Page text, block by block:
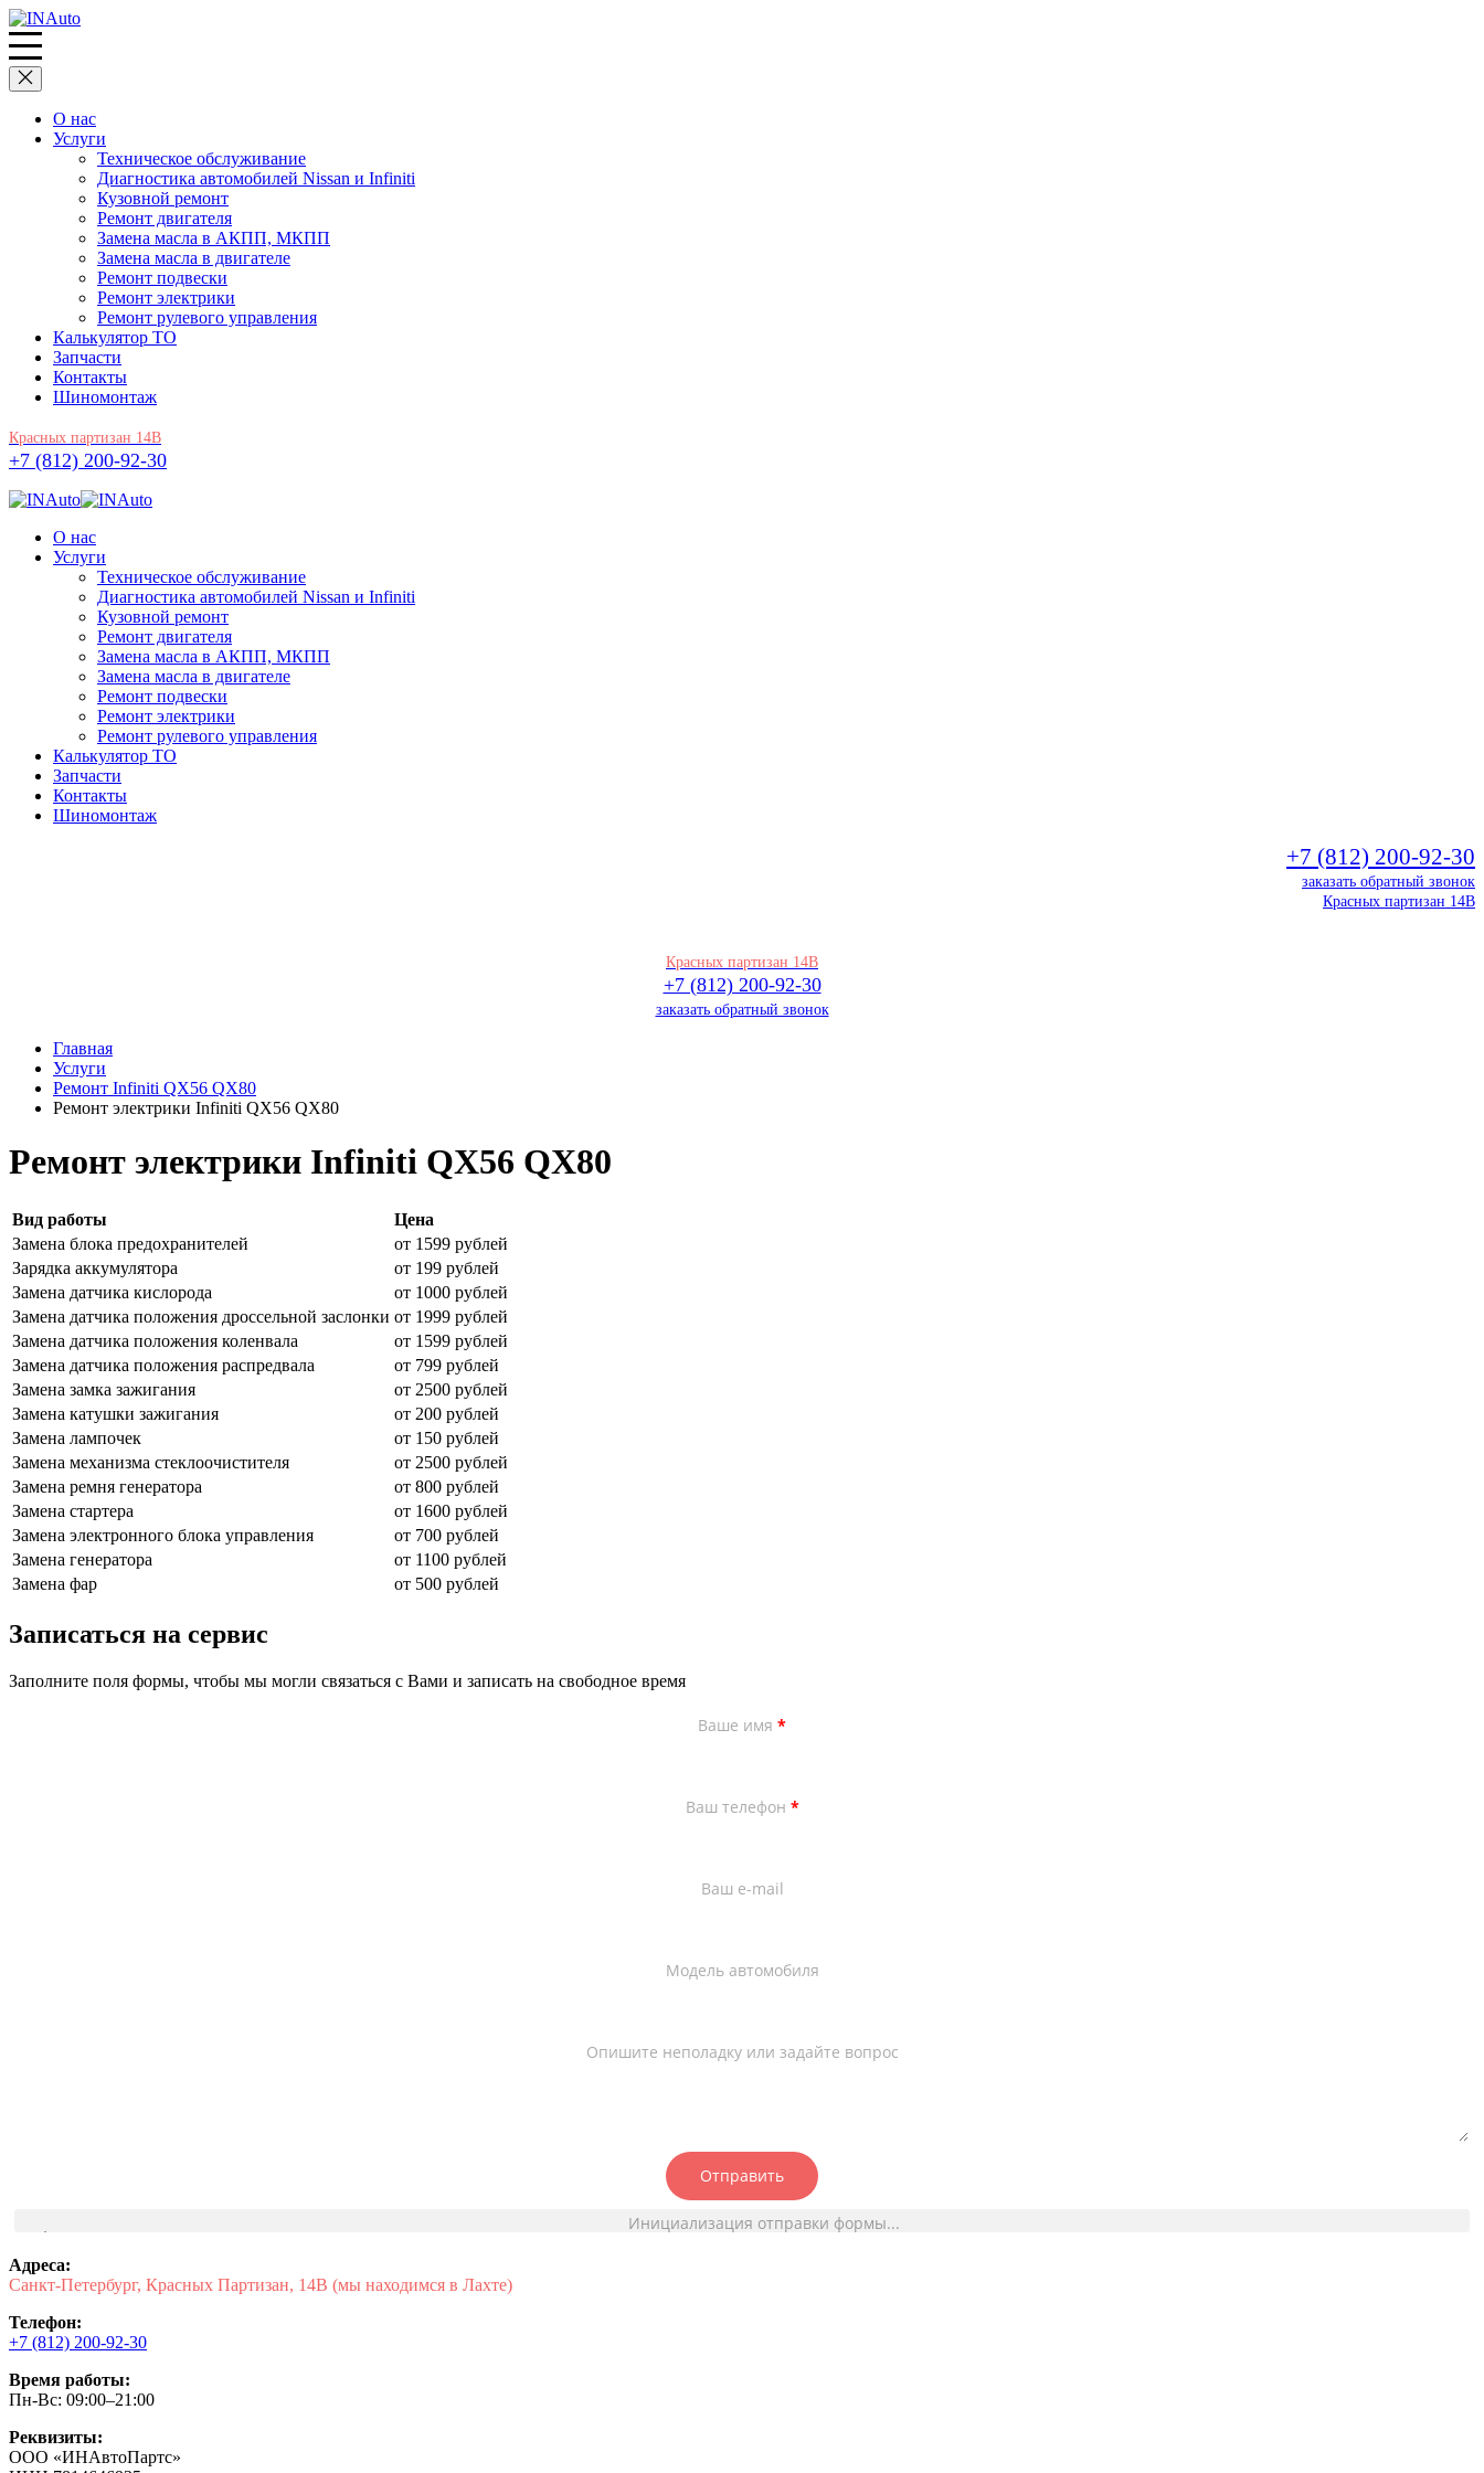
О нас
Услуги
Техническое обслуживание
Диагностика автомобилей Nissan и Infiniti
Кузовной ремонт
Ремонт двигателя
Замена масла в АКПП, МКПП
Замена масла в двигателе
Ремонт подвески
Ремонт электрики
Ремонт рулевого управления
Калькулятор ТО
Запчасти
Контакты
Шиномонтаж
Красных партизан 14В
+7 (812) 200-92-30
О нас
Услуги
Техническое обслуживание
Диагностика автомобилей Nissan и Infiniti
Кузовной ремонт
Ремонт двигателя
Замена масла в АКПП, МКПП
Замена масла в двигателе
Ремонт подвески
Ремонт электрики
Ремонт рулевого управления
Калькулятор ТО
Запчасти
Контакты
Шиномонтаж
+7 (812) 200-92-30
заказать обратный звонок
Красных партизан 14В
Красных партизан 14В
+7 (812) 200-92-30
заказать обратный звонок
Главная
Услуги
Ремонт Infiniti QX56 QX80
Ремонт электрики Infiniti QX56 QX80
Ремонт электрики Infiniti QX56 QX80
Вид работы
Цена
Замена блока предохранителей
от 1599 рублей
Зарядка аккумулятора
от 199 рублей
Замена датчика кислорода
от 1000 рублей
Замена датчика положения дроссельной заслонки от 1999 рублей
Замена датчика положения коленвала
от 1599 рублей
Замена датчика положения распредвала
от 799 рублей
Замена замка зажигания
от 2500 рублей
Замена катушки зажигания
от 200 рублей
Замена лампочек
от 150 рублей
Замена механизма стеклоочистителя
от 2500 рублей
Замена ремня генератора
от 800 рублей
Замена стартера
от 1600 рублей
Замена электронного блока управления
от 700 рублей
Замена генератора
от 1100 рублей
Замена фар
от 500 рублей
Записаться на сервис
Заполните поля формы, чтобы мы могли связаться с Вами и записать на свободное время
Ваше имя *
Ваш телефон *
Ваш e-mail
Модель автомобиля
Опишите неполадку или задайте вопрос
Отправить
Инициализация отправки формы...
Адреса:
Санкт-Петербург, Красных Партизан, 14В (мы находимся в Лахте)
Телефон:
+7 (812) 200-92-30
Время работы:
Пн-Вс: 09:00–21:00
Реквизиты:
ООО «ИНАвтоПартс»